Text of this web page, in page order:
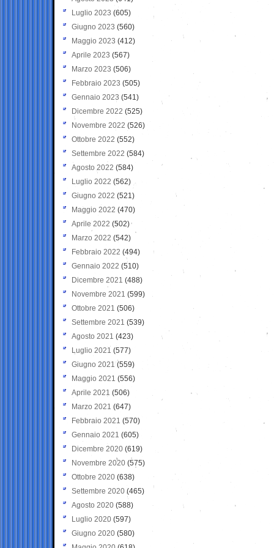
Luglio 2023 (605)
Giugno 2023 (560)
Maggio 2023 (412)
Aprile 2023 (567)
Marzo 2023 (506)
Febbraio 2023 (505)
Gennaio 2023 (541)
Dicembre 2022 (525)
Novembre 2022 (526)
Ottobre 2022 (552)
Settembre 2022 (584)
Agosto 2022 (584)
Luglio 2022 (562)
Giugno 2022 (521)
Maggio 2022 (470)
Aprile 2022 (502)
Marzo 2022 (542)
Febbraio 2022 (494)
Gennaio 2022 (510)
Dicembre 2021 (488)
Novembre 2021 (599)
Ottobre 2021 (506)
Settembre 2021 (539)
Agosto 2021 (423)
Luglio 2021 (577)
Giugno 2021(559)
Maggio 2021 (556)
Aprile 2021 (506)
Marzo 2021 (647)
Febbraio 2021 (570)
Gennaio 2021 (605)
Dicembre 2020 (619)
Novembre 2020 (575)
Ottobre 2020 (638)
Settembre 2020(465)
Agosto 2020 (588)
Luglio 2020 (597)
Giugno 2020 (580)